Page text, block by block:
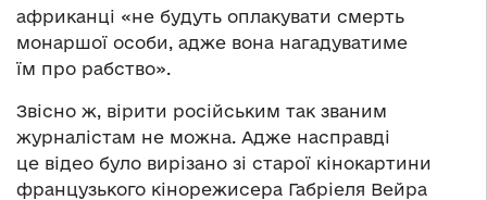
африканці «не будуть оплакувати смерть
монаршої особи, адже вона нагадуватиме
їм про рабство».
Звісно ж, вірити російським так званим
журналістам не можна. Адже насправді
це відео було вирізано зі старої кінокартини
французького кінорежисера Габріеля Вейра